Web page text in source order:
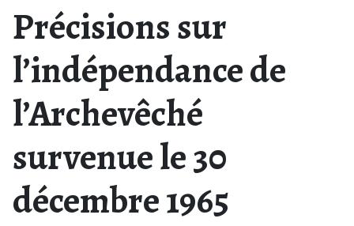
Précisions sur
l’indépendance de
l’Archevêché
survenue le 30
décembre 1965